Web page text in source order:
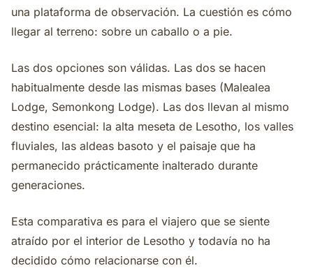
una plataforma de observación. La cuestión es cómo
llegar al terreno: sobre un caballo o a pie.
Las dos opciones son válidas. Las dos se hacen
habitualmente desde las mismas bases (Malealea
Lodge, Semonkong Lodge). Las dos llevan al mismo
destino esencial: la alta meseta de Lesotho, los valles
fluviales, las aldeas basoto y el paisaje que ha
permanecido prácticamente inalterado durante
generaciones.
Esta comparativa es para el viajero que se siente
atraído por el interior de Lesotho y todavía no ha
decidido cómo relacionarse con él.